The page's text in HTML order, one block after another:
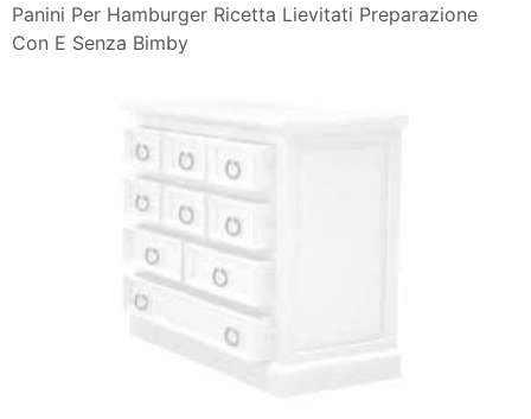
Panini Per Hamburger Ricetta Lievitati Preparazione
Con E Senza Bimby